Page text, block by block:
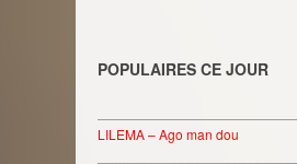
POPULAIRES CE JOUR
LILEMA – Ago man dou